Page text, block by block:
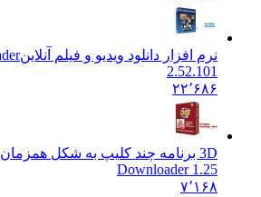
نرم افزار دانلود ویدیو و فیلم آنلاین
2.52.101
۲۲٬۶۸۶
Downloader 1.25